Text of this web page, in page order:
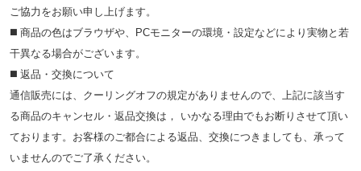
ご協⼒をお願い申し上げます。
◼️ 商品の⾊はブラウザや、PCモニターの環境・設定などにより実物と若
⼲異なる場合がございます。
◼️ 返品・交換について
通信販売には、クーリングオフの規定がありませんので、上記に該当す
る商品のキャンセル・返品交換は， いかなる理由でもお断りさせて頂い
ております。お客様のご都合による返品、交換につきましても、承って
いませんのでご了承ください。